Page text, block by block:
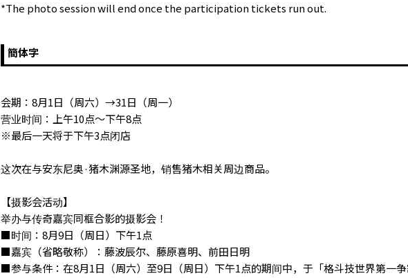
*The photo session will end once the participation tickets run out.
簡体字
会期：8月1日（周六）→31日（周一）
营业时间：上午10点～下午8点
※最后一天将于下午3点闭店
这次在与安东尼奥·猪木渊源圣地，销售猪木相关周边商品。
【摄影会活动】
举办与传奇嘉宾同框合影的摄影会！
■时间：8月9日（周日）下午1点
■嘉宾（省略敬称）：藤波辰尔、藤原喜明、前田日明
■参与条件：在8月1日（周六）至9日（周日）下午1点的期间中，于「格斗技世界第一